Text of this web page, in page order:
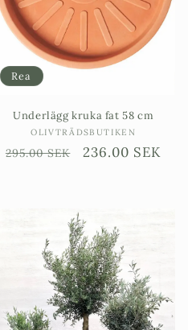
Rea
Underlägg kruka fat 58 cm
Säljare:
OLIVTRÄDSBUTIKEN
Ordinarie
295.00 SEK Försäljningspris
236.00 SEK